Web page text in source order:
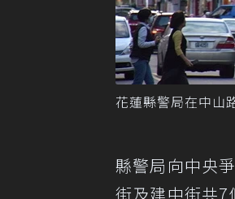
花蓮縣警局在中山
縣警局向中央
街及建中街共